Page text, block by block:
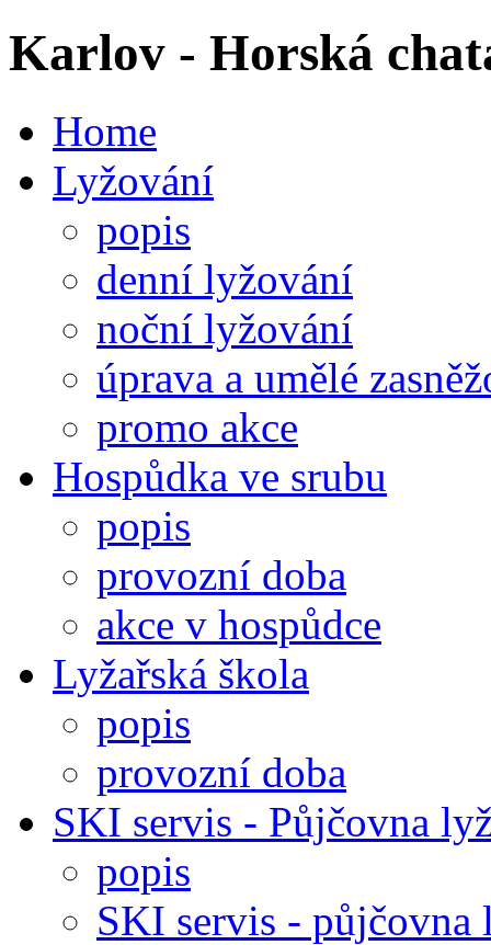
Karlov - Horská
Home
Lyžování
popis
denní lyžování
noční lyžování
úprava a umělé
promo akce
Hospůdka ve srubu
popis
provozní doba
akce v hospůdce
Lyžařská škola
popis
provozní doba
SKI servis - Půjčovna
popis
SKI servis - půjčovna